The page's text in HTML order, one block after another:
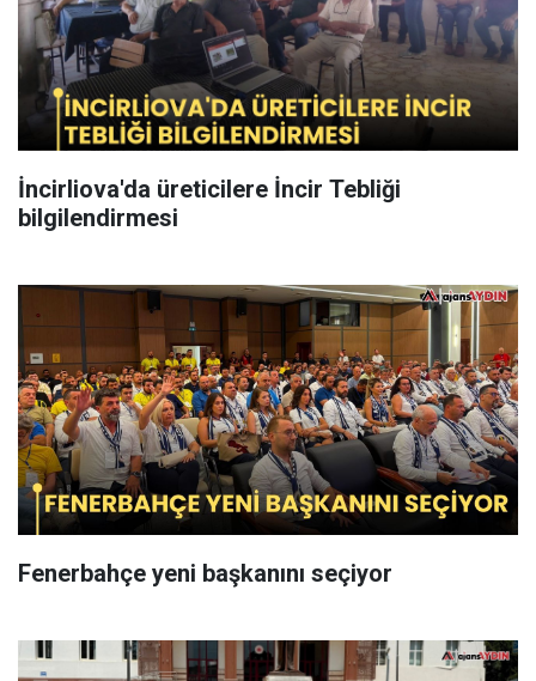
İncirliova'da üreticilere İncir Tebliği
bilgilendirmesi
Fenerbahçe yeni başkanını seçiyor